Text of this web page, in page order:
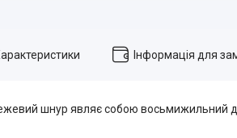
Інформація для
шнур являє собою восьмижильний